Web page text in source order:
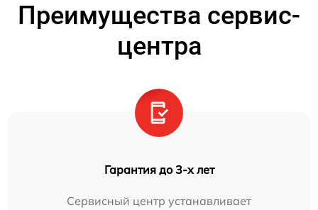
Преимущества сервис-
центра
Гарантия до 3-х лет
Сервисный центр устанавливает